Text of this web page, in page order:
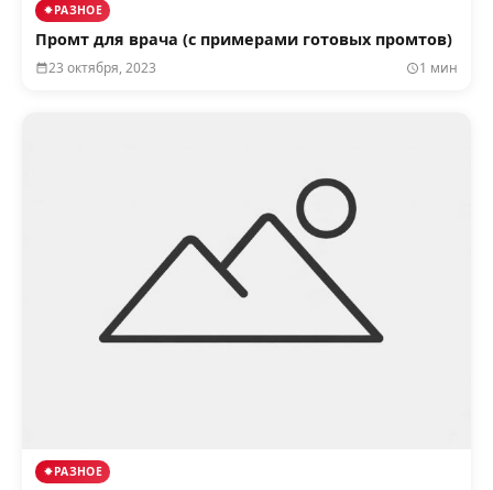
РАЗНОЕ
Промт для врача (с примерами готовых промтов)
23 октября, 2023 1 мин
РАЗНОЕ